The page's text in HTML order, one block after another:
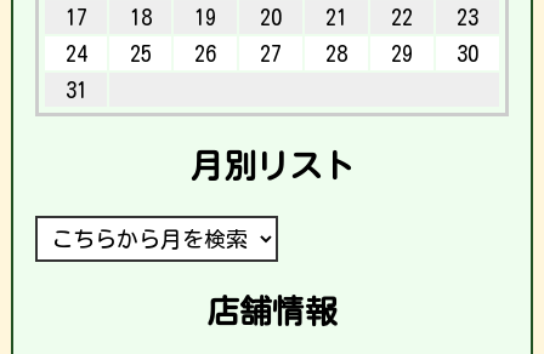
17
18 19 20 21 22
23
24
25 26 27 28 29
30
31
月別リスト
店舗情報